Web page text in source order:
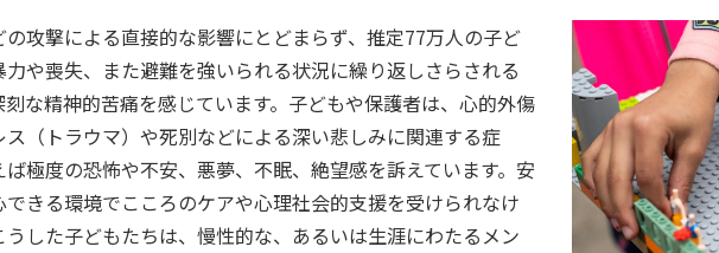
の攻撃による直接的な影響にとどまらず、推定77万人の子ど
力や喪失、また避難を強いられる状況に繰り返しさらされる
刻な精神的苦痛を感じています。子どもや保護者は、心的外傷
ス（トラウマ）や死別などによる深い悲しみに関連する症
ば極度の恐怖や不安、悪夢、不眠、絶望感を訴えています。安
できる環境でこころのケアや心理社会的支援を受けられなけ
うした子どもたちは、慢性的な、あるいは生涯にわたるメン